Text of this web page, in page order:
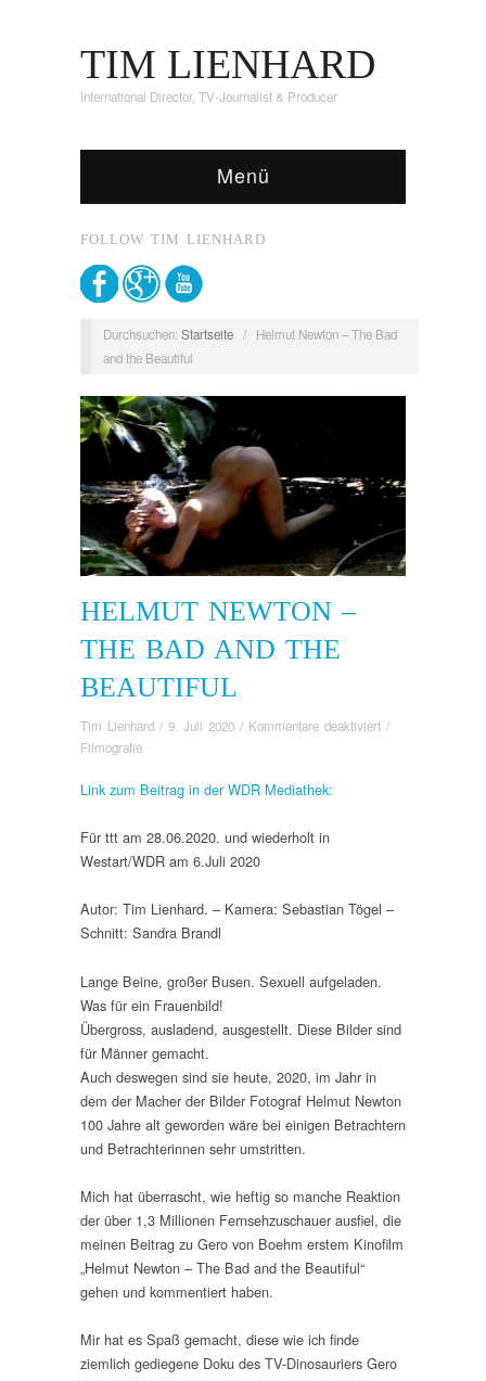
TIM LIENHARD
International Director, TV-Journalist & Producer
Menü
FOLLOW TIM LIENHARD
Durchsuchen: Startseite /
Helmut Newton – The Bad
and the Beautiful
HELMUT NEWTON –
THE BAD AND THE
BEAUTIFUL
Tim Lienhard / 9. Juli 2020 / Kommentare deaktiviertfür/
Filmografie
Link zum Beitrag in der WDR Mediathek:
Für ttt am 28.06.2020. und wiederholt in
Westart/WDR am 6.Juli 2020
Autor: Tim Lienhard. – Kamera: Sebastian Tögel –
Schnitt: Sandra Brandl
Lange Beine, großer Busen. Sexuell aufgeladen.
Was für ein Frauenbild!
Übergross, ausladend, ausgestellt. Diese Bilder sind
für Männer gemacht.
Auch deswegen sind sie heute, 2020, im Jahr in
dem der Macher der Bilder Fotograf Helmut Newton
100 Jahre alt geworden wäre bei einigen Betrachtern
und Betrachterinnen sehr umstritten.
Mich hat überrascht, wie heftig so manche Reaktion
der über 1,3 Millionen Fernsehzuschauer ausfiel, die
meinen Beitrag zu Gero von Boehm erstem Kinofilm
„Helmut Newton – The Bad and the Beautiful“
gehen und kommentiert haben.
Mir hat es Spaß gemacht, diese wie ich finde
ziemlich gediegene Doku des TV-Dinosauriers Gero